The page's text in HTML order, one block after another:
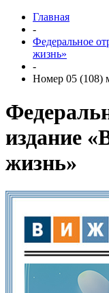
Главная
-
Федеральное
жизнь»
-
Номер 05 (108)
издание
жизнь»